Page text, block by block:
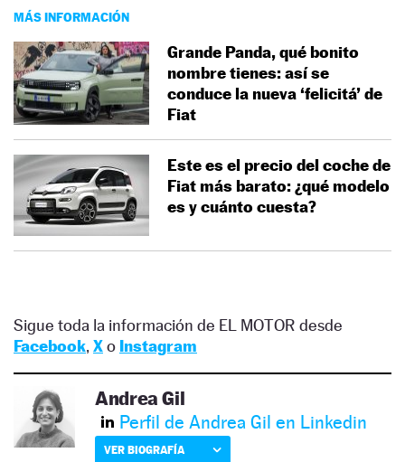
MÁS INFORMACIÓN
Grande Panda, qué bonito
nombre tienes: así se
conduce la nueva ‘felicitá’ de
Fiat
Este es el precio del coche de
Fiat más barato: ¿qué modelo
es y cuánto cuesta?
Sigue toda la información de EL MOTOR desde
Facebook, Xo Instagram
Andrea Gil
Perfil de Andrea Gil en Linkedin
VER BIOGRAFÍA